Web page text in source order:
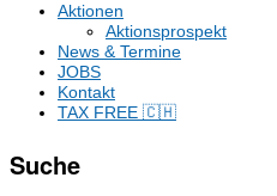
Aktionen
Aktionsprospekt
News & Termine
JOBS
Kontakt
TAX FREE 🇨🇭
Suche